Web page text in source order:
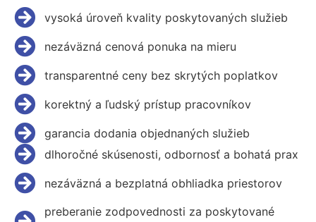
vysoká úroveň kvality poskytovaných služieb
nezáväzná cenová ponuka na mieru
transparentné ceny bez skrytých poplatkov
korektný a ľudský prístup pracovníkov
garancia dodania objednaných služieb
dlhoročné skúsenosti, odbornosť a bohatá prax
nezáväzná a bezplatná obhliadka priestorov
preberanie zodpovednosti za poskytované